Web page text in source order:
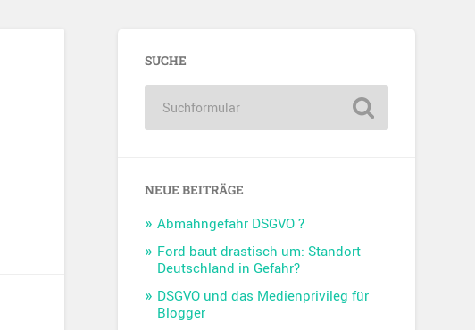
SUCHE
NEUE BEITRÄGE
Abmahngefahr DSGVO ?
Ford baut drastisch um: Standort
Deutschland in Gefahr?
DSGVO und das Medienprivileg für
Blogger